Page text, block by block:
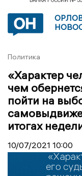
Политика
«Характер
чем
пойти на
итогах
10/07/2021 10:00